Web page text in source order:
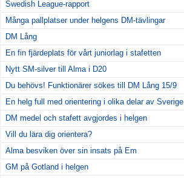
Swedish League-rapport
Många pallplatser under helgens DM-tävlingar
DM Lång
En fin fjärdeplats för vårt juniorlag i stafetten
Nytt SM-silver till Alma i D20
Du behövs! Funktionärer sökes till DM Lång 15/9
En helg full med orientering i olika delar av Sverige
DM medel och stafett avgjordes i helgen
Vill du lära dig orientera?
Alma besviken över sin insats på Em
GM på Gotland i helgen